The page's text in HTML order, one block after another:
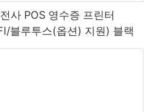
사 POS 영수증 프린터
블루투스(옵션) 지원) 블랙